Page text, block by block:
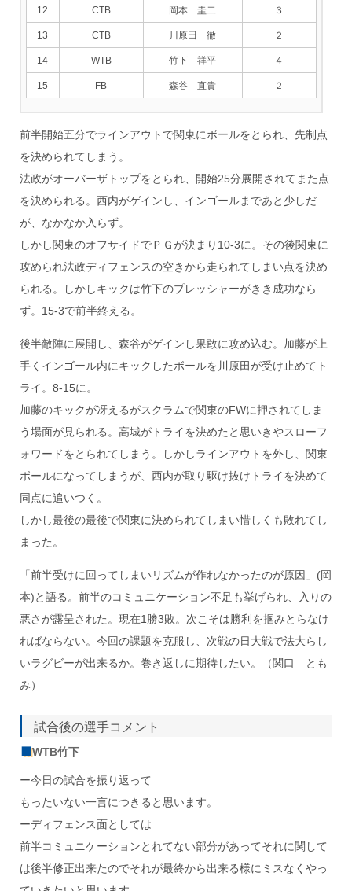
12 CTB 岡本 圭二 ３
13 CTB 川原田 徹 ２
14 WTB 竹下 祥平 ４
15 FB 森谷 直貴 ２
前半開始五分でラインアウトで関東にボールをとられ、先制点
を決められてしまう。
法政がオーバーザトップをとられ、開始25分展開されてまた点
を決められる。西内がゲインし、インゴールまであと少しだ
が、なかなか入らず。
しかし関東のオフサイドでＰＧが決まり10-3に。その後関東に
攻められ法政ディフェンスの空きから走られてしまい点を決め
られる。しかしキックは竹下のプレッシャーがきき成功なら
ず。15-3で前半終える。
後半敵陣に展開し、森谷がゲインし果敢に攻め込む。加藤が上
手くインゴール内にキックしたボールを川原田が受け止めてト
ライ。8-15に。
加藤のキックが冴えるがスクラムで関東のFWに押されてしま
う場面が見られる。高城がトライを決めたと思いきやスローフ
ォワードをとられてしまう。しかしラインアウトを外し、関東
ボールになってしまうが、西内が取り駆け抜けトライを決めて
同点に追いつく。
しかし最後の最後で関東に決められてしまい惜しくも敗れてし
まった。
「前半受けに回ってしまいリズムが作れなかったのが原因」(岡
本)と語る。前半のコミュニケーション不足も挙げられ、入りの
悪さが露呈された。現在1勝3敗。次こそは勝利を掴みとらなけ
ればならない。今回の課題を克服し、次戦の日大戦で法大らし
いラグビーが出来るか。巻き返しに期待したい。（関口 とも
み）
試合後の選手コメント
WTB竹下
ー今日の試合を振り返って
もったいない一言につきると思います。
ーディフェンス面としては
前半コミュニケーションとれてない部分があってそれに関して
は後半修正出来たのでそれが最終から出来る様にミスなくやっ